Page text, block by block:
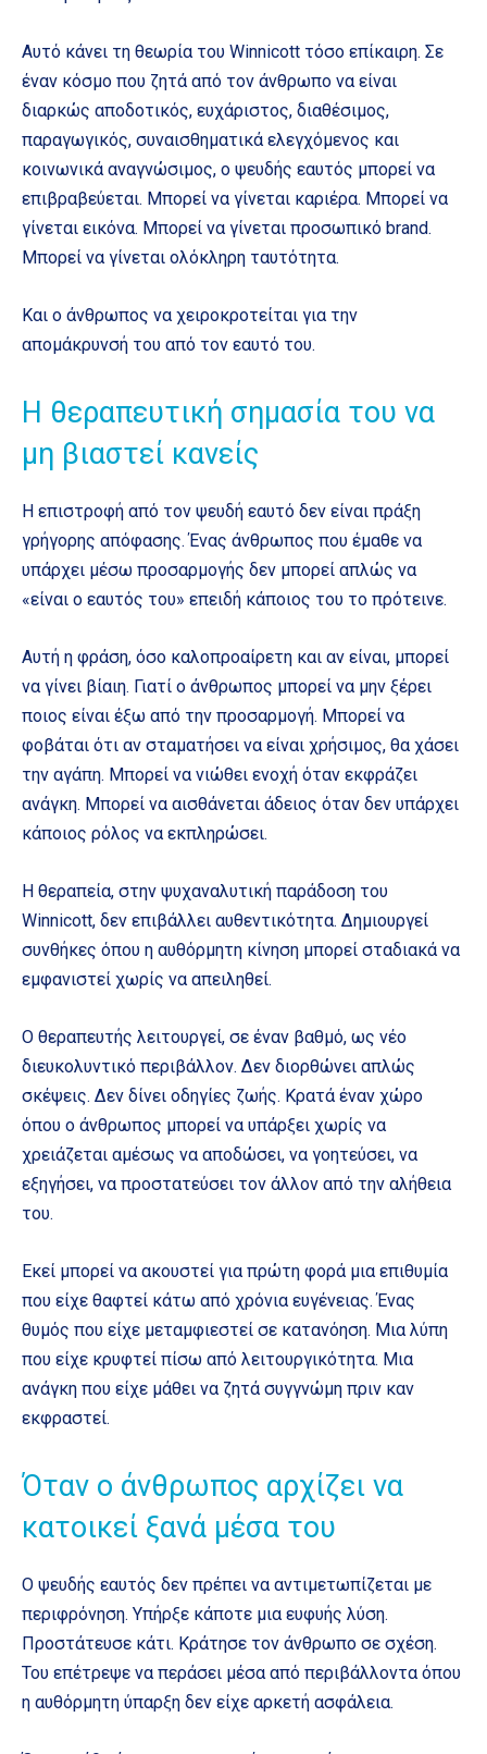
Αυτό κάνει τη θεωρία του Winnicott τόσο επίκαιρη. Σε
έναν κόσμο που ζητά από τον άνθρωπο να είναι
διαρκώς αποδοτικός, ευχάριστος, διαθέσιμος,
παραγωγικός, συναισθηματικά ελεγχόμενος και
κοινωνικά αναγνώσιμος, ο ψευδής εαυτός μπορεί να
επιβραβεύεται. Μπορεί να γίνεται καριέρα. Μπορεί να
γίνεται εικόνα. Μπορεί να γίνεται προσωπικό brand.
Μπορεί να γίνεται ολόκληρη ταυτότητα.
Και ο άνθρωπος να χειροκροτείται για την
απομάκρυνσή του από τον εαυτό του.
Η θεραπευτική σημασία του να
μη βιαστεί κανείς
Η επιστροφή από τον ψευδή εαυτό δεν είναι πράξη
γρήγορης απόφασης. Ένας άνθρωπος που έμαθε να
υπάρχει μέσω προσαρμογής δεν μπορεί απλώς να
«είναι ο εαυτός του» επειδή κάποιος του το πρότεινε.
Αυτή η φράση, όσο καλοπροαίρετη και αν είναι, μπορεί
να γίνει βίαιη. Γιατί ο άνθρωπος μπορεί να μην ξέρει
ποιος είναι έξω από την προσαρμογή. Μπορεί να
φοβάται ότι αν σταματήσει να είναι χρήσιμος, θα χάσει
την αγάπη. Μπορεί να νιώθει ενοχή όταν εκφράζει
ανάγκη. Μπορεί να αισθάνεται άδειος όταν δεν υπάρχει
κάποιος ρόλος να εκπληρώσει.
Η θεραπεία, στην ψυχαναλυτική παράδοση του
Winnicott, δεν επιβάλλει αυθεντικότητα. Δημιουργεί
συνθήκες όπου η αυθόρμητη κίνηση μπορεί σταδιακά να
εμφανιστεί χωρίς να απειληθεί.
Ο θεραπευτής λειτουργεί, σε έναν βαθμό, ως νέο
διευκολυντικό περιβάλλον. Δεν διορθώνει απλώς
σκέψεις. Δεν δίνει οδηγίες ζωής. Κρατά έναν χώρο
όπου ο άνθρωπος μπορεί να υπάρξει χωρίς να
χρειάζεται αμέσως να αποδώσει, να γοητεύσει, να
εξηγήσει, να προστατεύσει τον άλλον από την αλήθεια
του.
Εκεί μπορεί να ακουστεί για πρώτη φορά μια επιθυμία
που είχε θαφτεί κάτω από χρόνια ευγένειας. Ένας
θυμός που είχε μεταμφιεστεί σε κατανόηση. Μια λύπη
που είχε κρυφτεί πίσω από λειτουργικότητα. Μια
ανάγκη που είχε μάθει να ζητά συγγνώμη πριν καν
εκφραστεί.
Όταν ο άνθρωπος αρχίζει να
κατοικεί ξανά μέσα του
Ο ψευδής εαυτός δεν πρέπει να αντιμετωπίζεται με
περιφρόνηση. Υπήρξε κάποτε μια ευφυής λύση.
Προστάτευσε κάτι. Κράτησε τον άνθρωπο σε σχέση.
Του επέτρεψε να περάσει μέσα από περιβάλλοντα όπου
η αυθόρμητη ύπαρξη δεν είχε αρκετή ασφάλεια.